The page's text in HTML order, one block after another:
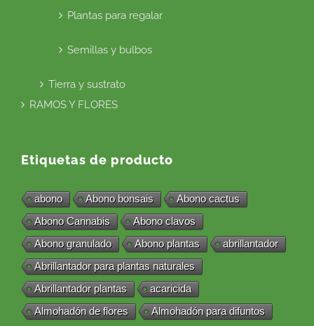
Plantas para regalar
Semillas y bulbos
Tierra y sustrato
RAMOS Y FLORES
Etiquetas de producto
abono Abono bonsais
Abono cactus
Abono Cannabis
Abono clavos
Abono granulado
Abono plantas
abrillantador
Abrillantador para plantas naturales
Abrillantador plantas
acaricida
Almohadón de flores
Almohadón para difuntos